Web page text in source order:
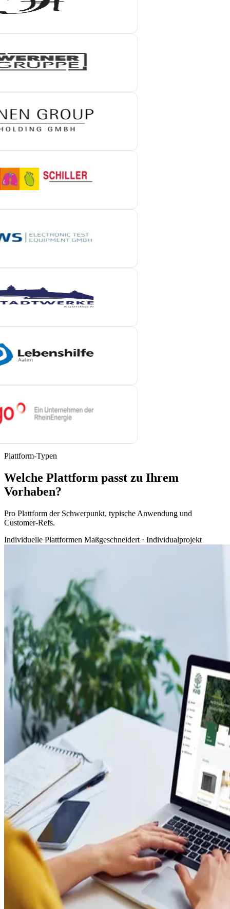
Plattform-Typen
Welche Plattform passt zu Ihrem
Vorhaben?
Pro Plattform der Schwerpunkt, typische Anwendung und
Customer-Refs.
Individuelle Plattformen Maßgeschneidert · Individualprojekt